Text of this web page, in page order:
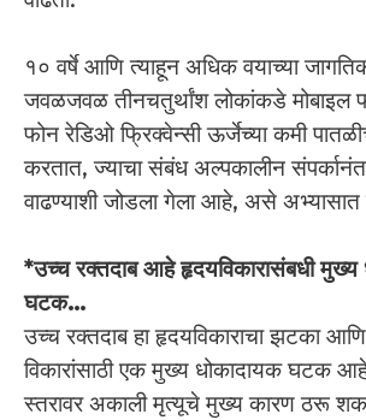
१० वर्षे आणि त्याहून अधिक वयाच्या
जवळजवळ तीनचतुर्थांश लोकांकडे मोबाइल
फोन रेडिओ फ्रिक्वेन्सी ऊर्जेच्या कमी
करतात, ज्याचा संबंध अल्पकालीन
वाढण्याशी जोडला गेला आहे, असे
*उच्च रक्तदाब आहे हृदयविकारासंबधी मुख्य
घटक…
उच्च रक्तदाब हा हृदयविकाराचा झटका
विकारांसाठी एक मुख्य धोकादायक घटक
स्तरावर अकाली मृत्यूचे मुख्य कारण ठरू